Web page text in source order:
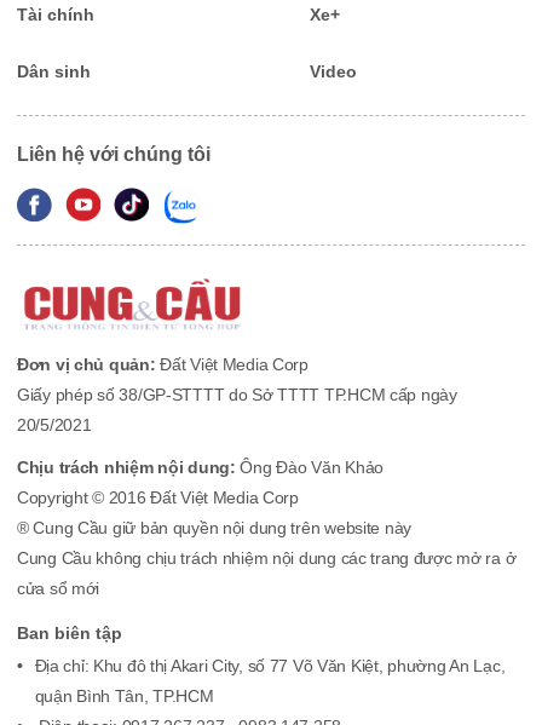
kế hoạch
9
thẳng thương mại Mỹ - Trung
Tài chính Xe+
Dân sinh Video
Liên hệ với chúng tôi
Đơn vị chủ quản: Đất Việt Media Corp
Giấy phép số 38/GP-STTTT do Sở TTTT TP.HCM cấp ngày
20/5/2021
Chịu trách nhiệm nội dung:Ông Đào Văn Khảo
Copyright © 2016 Đất Việt Media Corp
® Cung Cầu giữ bản quyền nội dung trên website này
Cung Cầu không chịu trách nhiệm nội dung các trang được mở ra ở
cửa sổ mới
Ban biên tập
Địa chỉ: Khu đô thị Akari City, số 77 Võ Văn Kiệt, phường An Lạc,
quận Bình Tân, TP.HCM